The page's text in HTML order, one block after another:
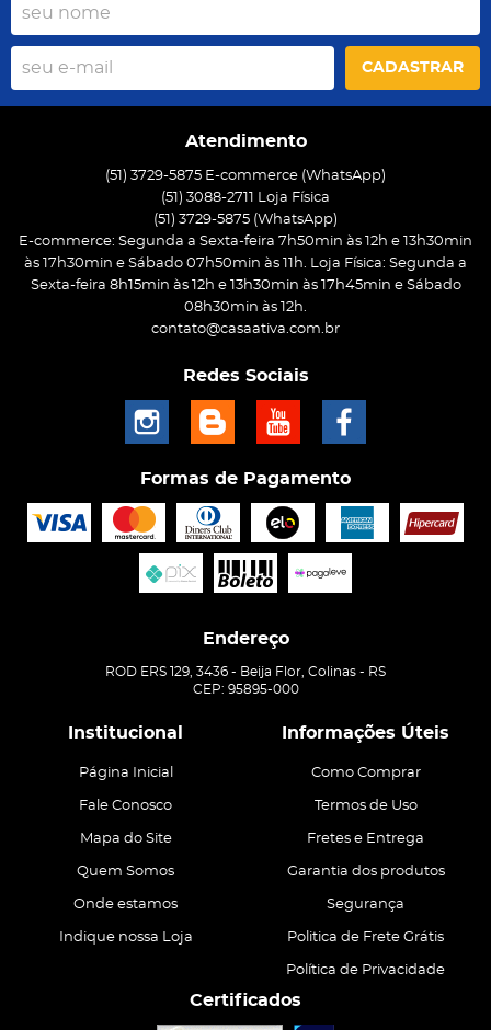
CADASTRAR
Atendimento
(51) 3729-5875 E-commerce (WhatsApp)
(51) 3088-2711 Loja Física
(51) 3729-5875 (WhatsApp)
E-commerce: Segunda a Sexta-feira 7h50min às 12h e 13h30min
às 17h30min e Sábado 07h50min às 11h. Loja Física: Segunda a
Sexta-feira 8h15min às 12h e 13h30min às 17h45min e Sábado
08h30min às 12h.
contato@casaativa.com.br
Redes Sociais
Formas de Pagamento
Endereço
ROD ERS 129, 3436 - Beija Flor, Colinas - RS
CEP: 95895-000
Institucional
Página Inicial
Fale Conosco
Mapa do Site
Quem Somos
Onde estamos
Indique nossa Loja
Informações Úteis
Como Comprar
Termos de Uso
Fretes e Entrega
Garantia dos produtos
Segurança
Politica de Frete Grátis
Política de Privacidade
Certificados